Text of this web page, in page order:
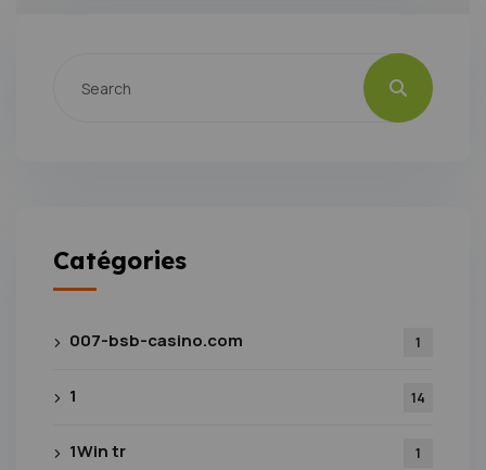
Catégories
007-bsb-casino.com 1
1 14
1Win tr 1